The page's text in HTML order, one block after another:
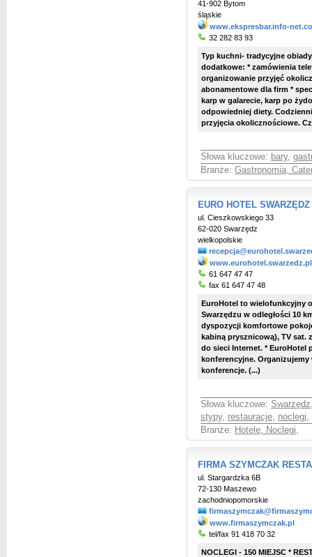
41-902 Bytom
śląskie
www.ekspresbar.info-
32 282 83 93
Typ kuchni- tradycyjne
dodatkowe: * zamówienia
organizowanie przyjęć
abonamentowe dla firm *
karp w galarecie, karp po
odpowiedniej diety.
przyjęcia okolicznościowe.
Słowa kluczowe: bary,
Branże: Gastronomia,
EURO HOTEL
ul. Cieszkowskiego 33
62-020 Swarzędz
wielkopolskie
www.eurohotel.swarzedz.pl
61 647 47 47
fax 61 647 47 48
EuroHotel to wielofunkcyjny
Swarzędzu w odległości 10
dyspozycji komfortowe
kabiną prysznicową), TV sat.
do sieci Internet. * EuroHotel
konferencyjne. Organizujemy
konferencje. (...)
Słowa kluczowe: Swarzędz
stypy, restauracje, noclegi,
Branże: Hotele, Noclegi,
FIRMA SZYMCZAK
ul. Stargardzka 6B
72-130 Maszewo
zachodniopomorskie
www.firmaszymczak.pl
tel/fax 91 418 70 32
NOCLEGI - 150 MIEJSC *